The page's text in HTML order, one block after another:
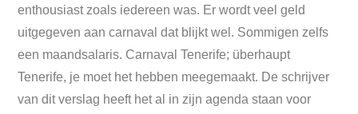
enthousiast zoals iedereen was. Er wordt veel geld
uitgegeven aan carnaval dat blijkt wel. Sommigen zelfs
een maandsalaris. Carnaval Tenerife; überhaupt
Tenerife, je moet het hebben meegemaakt. De schrijver
van dit verslag heeft het al in zijn agenda staan voor